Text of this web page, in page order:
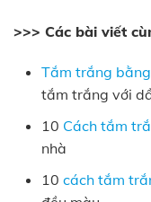
>>> Các bài viết
Tắm trắng
tắm trắng với
10 Cách tắm
nhà
10 cách tắm